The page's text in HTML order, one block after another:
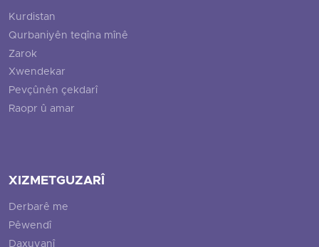
Kurdistan
Qurbaniyên teqîna mînê
Zarok
Xwendekar
Pevçûnên çekdarî
Raopr û amar
XIZMETGUZARÎ
Derbarê me
Pêwendî
Daxuyanî